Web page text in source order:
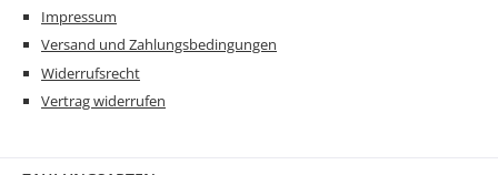
Impressum
Versand und Zahlungsbedingungen
Widerrufsrecht
Vertrag widerrufen